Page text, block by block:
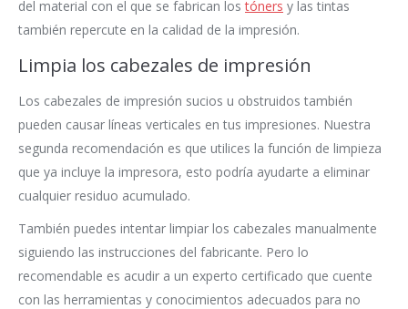
del material con el que se fabrican lostóners y las tintas
también repercute en la calidad de la impresión.
Limpia los cabezales de impresión
Los cabezales de impresión sucios u obstruidos también
pueden causar líneas verticales en tus impresiones. Nuestra
segunda recomendación es que utilices la función de limpieza
que ya incluye la impresora, esto podría ayudarte a eliminar
cualquier residuo acumulado.
También puedes intentar limpiar los cabezales manualmente
siguiendo las instrucciones del fabricante. Pero lo
recomendable es acudir a un experto certificado que cuente
con las herramientas y conocimientos adecuados para no